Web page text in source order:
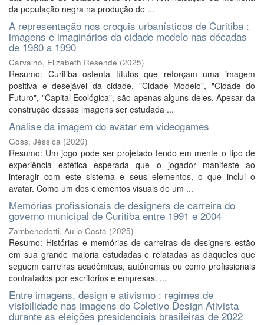
da população negra na produção do ...
A representação nos croquis urbanísticos de Curitiba :
imagens e imaginários da cidade modelo nas décadas
de 1980 a 1990
Carvalho, Elizabeth Resende (2025)
Resumo: Curitiba ostenta títulos que reforçam uma imagem
positiva e desejável da cidade. "Cidade Modelo", "Cidade do
Futuro", "Capital Ecológica", são apenas alguns deles. Apesar da
construção dessas imagens ser estudada ...
Análise da imagem do avatar em videogames
Goss, Jéssica (2020)
Resumo: Um jogo pode ser projetado tendo em mente o tipo de
experiência estética esperada que o jogador manifeste ao
interagir com este sistema e seus elementos, o que inclui o
avatar. Como um dos elementos visuais de um ...
Memórias profissionais de designers de carreira do
governo municipal de Curitiba entre 1991 e 2004
Zambenedetti, Aulio Costa (2025)
Resumo: Histórias e memórias de carreiras de designers estão
em sua grande maioria estudadas e relatadas as daqueles que
seguem carreiras acadêmicas, autônomas ou como profissionais
contratados por escritórios e empresas. ...
Entre imagens, design e ativismo : regimes de
visibilidade nas imagens do Coletivo Design Ativista
durante as eleições presidenciais brasileiras de 2022